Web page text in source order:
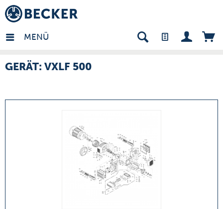
MENÜ
- DE
GERÄT: VXLF 500